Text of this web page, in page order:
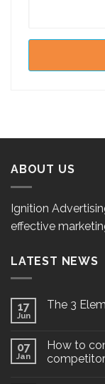
ABOUT US
Ignition
effective
LATEST NEWS
17
Jun
The 3
07
Jan
How to